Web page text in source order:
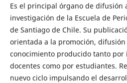
Es el principal órgano de difusión
investigación de la Escuela de
de Santiago de Chile. Su
orientada a la promoción,
conocimiento producido tanto por
docentes como por estudiantes.
nuevo ciclo impulsando el